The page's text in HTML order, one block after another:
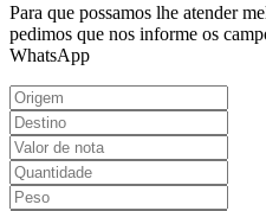
Para que possamos lhe atender
pedimos que nos informe os
WhatsApp